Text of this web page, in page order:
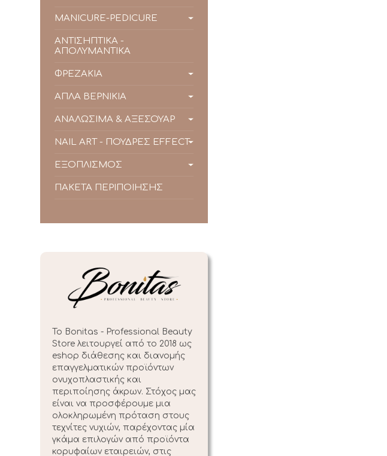
MANICURE-PEDICURE
ΑΝΤΙΣΗΠΤΙΚΑ -
ΑΠΟΛΥΜΑΝΤΙΚΑ
ΦΡΕΖΑΚΙΑ
ΑΠΛΑ ΒΕΡΝΙΚΙΑ
ΑΝΑΛΩΣΙΜΑ & ΑΞΕΣΟΥΑΡ
NAIL ART - ΠΟΥΔΡΕΣ EFFECT
ΕΞΟΠΛΙΣΜΟΣ
ΠΑΚΕΤΑ ΠΕΡΙΠΟΙΗΣΗΣ
Το Bonitas - Professional Beauty
Store λειτουργεί από το 2018 ως
eshop διάθεσης και διανομής
επαγγελματικών προϊόντων
oνυχοπλαστικής και
περιποίησης άκρων. Στόχος μας
είναι να προσφέρουμε μια
ολοκληρωμένη πρόταση στους
τεχνίτες νυχιών, παρέχοντας μία
γκάμα επιλογών από προϊόντα
κορυφαίων εταιρειών, στις